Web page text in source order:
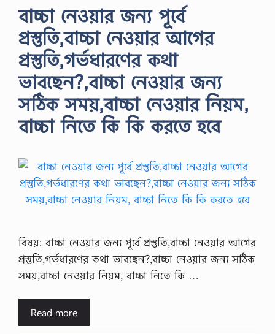
বাচ্চা নেওয়ার জন্য পূর্বে
প্রস্তুতি,বাচ্চা নেওয়ার আগের
প্রস্তুতি,গর্ভধারণের কথা
ভাবছেন?,বাচ্চা নেওয়ার জন্য
সঠিক সময়,বাচ্চা নেওয়ার নিয়ম,
বাচ্চা নিতে কি কি করতে হবে
বিষয়: বাচ্চা নেওয়ার জন্য পূর্বে প্রস্তুতি,বাচ্চা নেওয়ার আগের
প্রস্তুতি,গর্ভধারণের কথা ভাবছেন?,বাচ্চা নেওয়ার জন্য সঠিক
সময়,বাচ্চা নেওয়ার নিয়ম, বাচ্চা নিতে কি …
Read more